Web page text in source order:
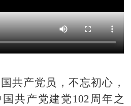
产党员，不忘初心，
共产党建党102周年之